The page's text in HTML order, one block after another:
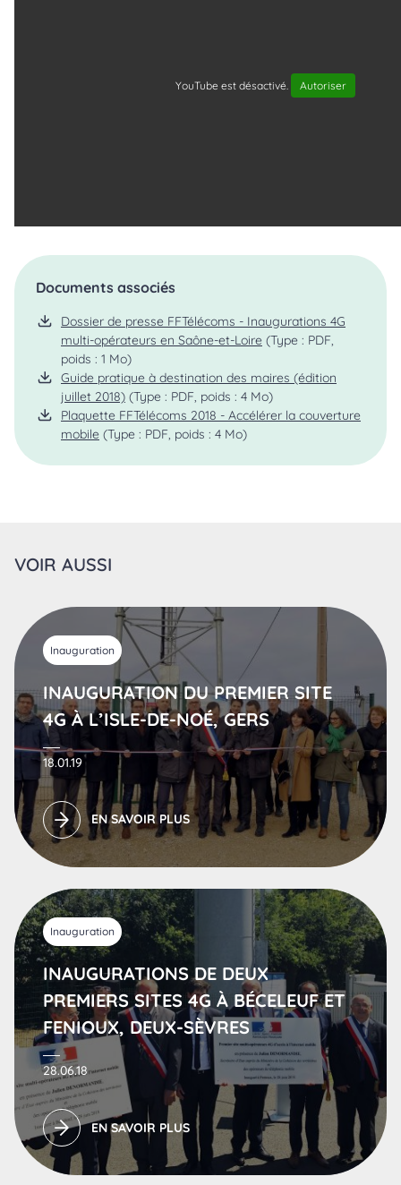
YouTube est désactivé. Autoriser
Documents associés
Dossier de presse FFTélécoms - Inaugurations 4G
multi-opérateurs en Saône-et-Loire (Type : PDF,
poids : 1 Mo)
Guide pratique à destination des maires (édition
juillet 2018) (Type : PDF, poids : 4 Mo)
Plaquette FFTélécoms 2018 - Accélérer la couverture
mobile (Type : PDF, poids : 4 Mo)
VOIR AUSSI
Inauguration
INAUGURATION DU PREMIER SITE
4G À L’ISLE-DE-NOÉ, GERS
18.01.19
EN SAVOIR PLUS
Inauguration
INAUGURATIONS DE DEUX
PREMIERS SITES 4G À BÉCELEUF ET
FENIOUX, DEUX-SÈVRES
28.06.18
EN SAVOIR PLUS